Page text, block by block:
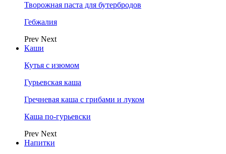
Творожная паста для бутербродов
Гебжалия
Prev Next
Каши
Кутья с изюмом
Гурьевская каша
Гречневая каша с грибами и луком
Каша по-гурьевски
Prev Next
Напитки